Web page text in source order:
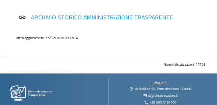
contributi
vantaggi
immobili
e
link ARCHIVIO STORICO AMMINISTRAZIONE TRASPARENTE
Ultimo aggiornamento: 15/12/2025 08:45:34
Numero Visualizzazioni: 17153
Sfera s.r.l.
via Novaluce 50, Tremestieri Etneo - Catania
at@sferainnovazione.it
+39 095 5184160